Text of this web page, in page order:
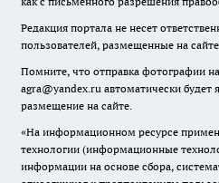
Редакция портала не несет
пользователей, размещенные на
Помните, что отправка фотографии
agra@yandex.ru автоматически будет
размещение на сайте.
«На информационном ресурсе
технологии (информационные
информации на основе сбора,